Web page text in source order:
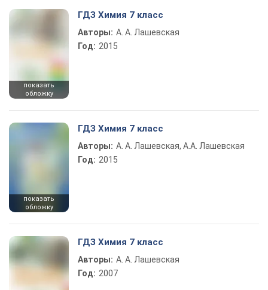
показать
обложку
ГДЗ Химия 7 класс
Авторы: А. А. Лашевская
Год: 2015
показать
обложку
ГДЗ Химия 7 класс
Авторы: А. А. Лашевская, А.А. Лашевская
Год: 2015
ГДЗ Химия 7 класс
Авторы: А. А. Лашевская
Год: 2007